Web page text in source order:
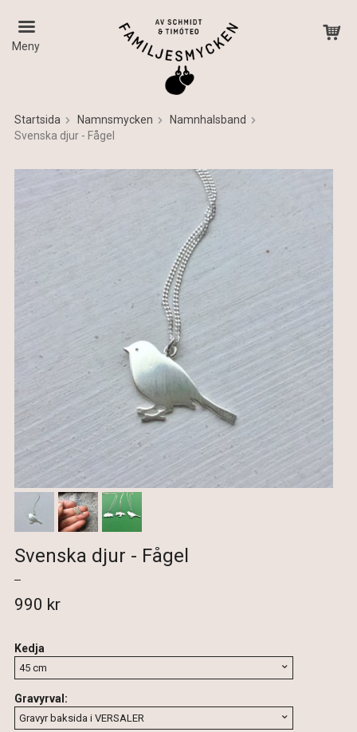
Meny
Produkten har blivit tillagd i varukorgen
Startsida Namnsmycken
Namnhalsband
Svenska djur - Fågel
Svenska djur - Fågel
990 kr
Kedja
Gravyrval: